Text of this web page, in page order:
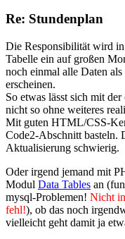
Re: Stundenplan
Die Responsibilität wird
Tabelle ein auf großen
noch einmal alle Daten
erscheinen.
So etwas lässt sich mit
nicht so ohne weiteres
Mit guten HTML/CSS-
Code2-Abschnitt basteln.
Aktualisierung schwierig.
Oder irgend jemand mit
Modul Data Tables an
mysql-Problemen! Nicht
fehl!), ob das noch
vielleicht geht damit ja